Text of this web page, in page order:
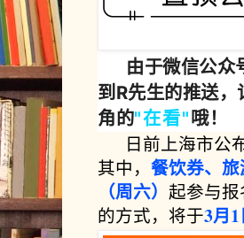
由于微信公众
到R先生的推送
角的"在看"哦！
日前上海市公
其中， 餐饮券、
（周六） 起参与报
的方式，将于3月1